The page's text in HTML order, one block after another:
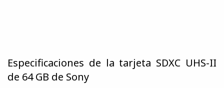
Especificaciones de la tarjeta SDXC UHS-II
de 64 GB de Sony